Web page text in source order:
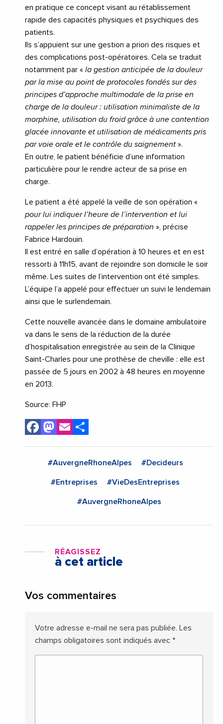
en pratique ce concept visant au rétablissement
rapide des capacités physiques et psychiques des
patients.
Ils s’appuient sur une gestion a priori des risques et
des complications post-opératoires. Cela se traduit
notamment par « la gestion anticipée de la douleur
par la mise au point de protocoles fondés sur des
principes d’approche multimodale de la prise en
charge de la douleur : utilisation minimaliste de la
morphine, utilisation du froid grâce à une contention
glacée innovante et utilisation de médicaments pris
par voie orale et le contrôle du saignement ».
En outre, le patient bénéficie d’une information
particulière pour le rendre acteur de sa prise en
charge.
Le patient a été appelé la veille de son opération «
pour lui indiquer l’heure de l’intervention et lui
rappeler les principes de préparation », précise
Fabrice Hardouin.
Il est entré en salle d’opération à 10 heures et en est
ressorti à 11h15, avant de rejoindre son domicile le soir
même. Les suites de l’intervention ont été simples.
L’équipe l’a appelé pour effectuer un suivi le lendemain
ainsi que le surlendemain.
Cette nouvelle avancée dans le domaine ambulatoire
va dans le sens de la réduction de la durée
d’hospitalisation enregistrée au sein de la Clinique
Saint-Charles pour une prothèse de cheville : elle est
passée de 5 jours en 2002 à 48 heures en moyenne
en 2013.
Source: FHP
Facebook
Mastodon
Email
#AuvergneRhoneAlpes #Decideurs
#Entreprises #VieDesEntreprises
#AuvergneRhoneAlpes
RÉAGISSEZ
à cet article
Vos commentaires
Votre adresse e-mail ne sera pas publiée. Les
champs obligatoires sont indiqués avec *